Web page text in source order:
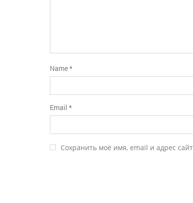
Name*
Email *
Сохранить моё имя, email и адрес